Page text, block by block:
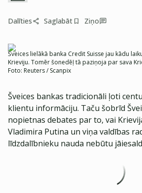
Dalīties Saglabāt Ziņo
Šveices lielākā banka Credit Suisse jau kādu
Krieviju. Tomēr šonedēļ tā paziņoja par sava
Foto: Reuters / Scanpix
Šveices bankas tradicionāli ļoti
klientu informāciju. Taču šobrīd
nopietnas debates par to, vai
Vladimira Putina un viņa valdības
līdzdalībnieku nauda nebūtu